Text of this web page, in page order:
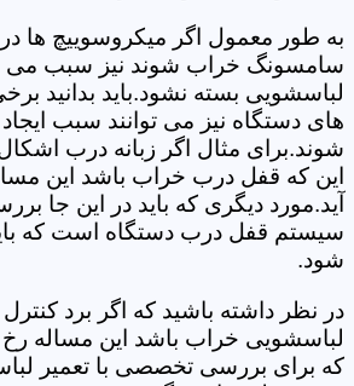
به طور معمول اگر میکروسوییچ ها
سامسونگ خراب شوند نیز سبب می
لباسشویی بسته نشود.باید بدانید
های دستگاه نیز می توانند سبب
شوند.برای مثال اگر زبانه درب
این که قفل درب خراب باشد این
آید.مورد دیگری که باید در این جا
سیستم قفل درب دستگاه است که
شود.
در نظر داشته باشید که اگر برد
لباسشویی خراب باشد این مساله
که برای بررسی تخصصی با تعمیر